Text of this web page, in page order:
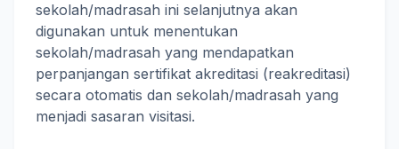
sekolah/madrasah ini selanjutnya akan
digunakan untuk menentukan
sekolah/madrasah yang mendapatkan
perpanjangan sertifikat akreditasi (reakreditasi)
secara otomatis dan sekolah/madrasah yang
menjadi sasaran visitasi.